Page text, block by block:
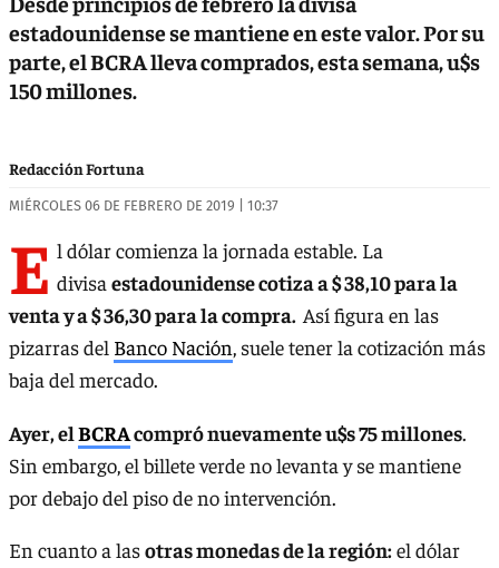
estadounidense se mantiene en este valor. Por su
parte, el BCRA lleva comprados, esta semana, u$s
150 millones.
Redacción Fortuna
MIÉRCOLES 06 DE FEBRERO DE 2019 | 10:37
E l dólar comienza la jornada estable. La
divisa estadounidense cotiza a $ 38,10 para la
venta y a $ 36,30 para la compra. Así figura en las
pizarras del Banco Nación, suele tener la cotización más
baja del mercado.
Ayer, elBCRAcompró nuevamente u$s 75 millones.
Sin embargo, el billete verde no levanta y se mantiene
por debajo del piso de no intervención.
En cuanto a lasotras monedas de la región:el dólar